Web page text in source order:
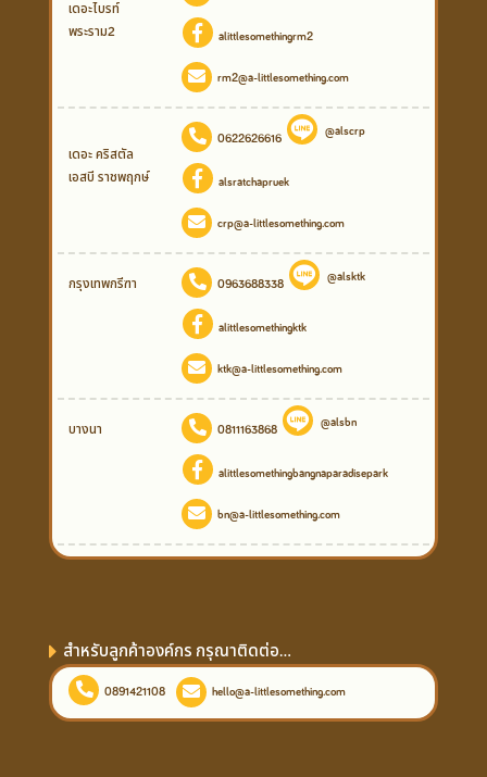
เดอะไบรท์
พระราม2
alittlesomethingrm2
rm2@a-littlesomething.com
เดอะ คริสตัล
เอสบี ราชพฤกษ์
0622626616
@alscrp
alsratchapruek
crp@a-littlesomething.com
กรุงเทพกรีฑา 0963688338
@alsktk
alittlesomethingktk
ktk@a-littlesomething.com
บางนา 0811163868
@alsbn
alittlesomethingbangnaparadisepark
bn@a-littlesomething.com
สำหรับลูกค้าองค์กร กรุณาติดต่อ...
0891421108 hello@a-littlesomething.com